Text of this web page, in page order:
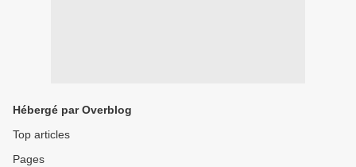
Hébergé par Overblog
Top articles
Pages